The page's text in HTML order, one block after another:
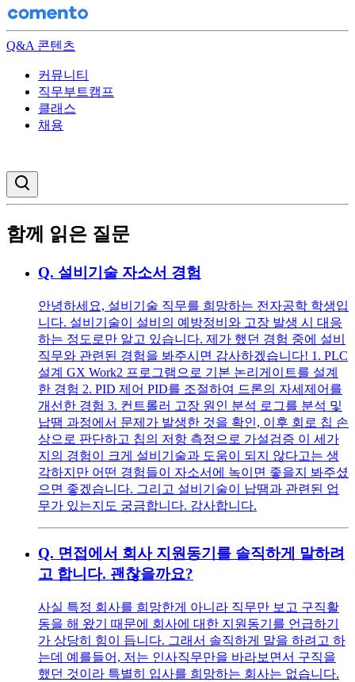
Q&A 콘텐츠
커뮤니티
직무부트캠프
클래스
채용
함께 읽은 질문
Q. 설비기술 자소서 경험
안녕하세요, 설비기술 직무를 희망하는 전자공학 학생입
니다. 설비기술이 설비의 예방정비와 고장 발생 시 대응
하는 정도로만 알고 있습니다. 제가 했던 경험 중에 설비
직무와 관련된 경험을 봐주시면 감사하겠습니다! 1. PLC
설계 GX Work2 프로그램으로 기본 논리게이트를 설계
한 경험 2. PID 제어 PID를 조절하여 드론의 자세제어를
개선한 경험 3. 컨트롤러 고장 원인 분석 로그를 분석 및
납땜 과정에서 문제가 발생한 것을 확인, 이후 회로 칩 손
상으로 판단하고 칩의 저항 측정으로 가설검증 이 세가
지의 경험이 크게 설비기술과 도움이 되지 않다고는 생
각하지만 어떤 경험들이 자소서에 녹이면 좋을지 봐주셨
으면 좋겠습니다. 그리고 설비기술이 납땜과 관련된 업
무가 있는지도 궁금합니다. 감사합니다.
Q. 면접에서 회사 지원동기를 솔직하게 말하려
고 합니다. 괜찮을까요?
사실 특정 회사를 희망한게 아니라 직무만 보고 구직활
동을 해 왔기 때문에 회사에 대한 지원동기를 언급하기
가 상당히 힘이 듭니다. 그래서 솔직하게 말을 하려고 하
는데 예를들어, 저는 인사직무만을 바라보면서 구직을
했던 것이라 특별히 입사를 희망하는 회사는 없습니다.